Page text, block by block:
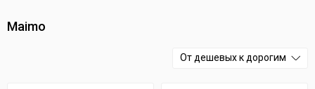
Maimo
От дешевых к дорогим